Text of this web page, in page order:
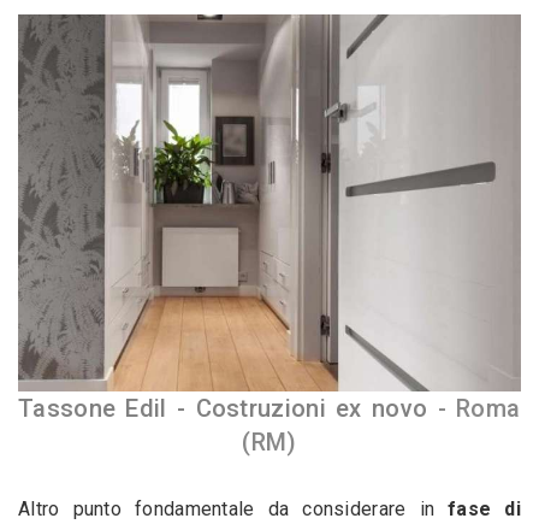
Tassone Edil - Costruzioni ex novo - Roma
(RM)
Altro punto fondamentale da considerare in fase di